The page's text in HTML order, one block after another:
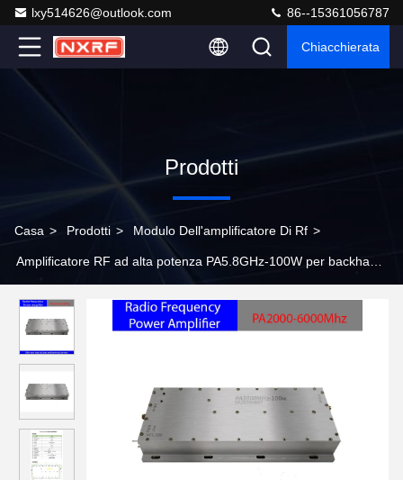
lxy514626@outlook.com 86--15361056787
Chiacchierata
Prodotti
Casa > Prodotti > Modulo Dell'amplificatore Di Rf >
Amplificatore RF ad alta potenza PA5.8GHz-100W per backhaul e